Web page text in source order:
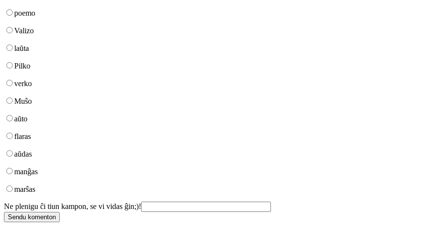
poemo
Valizo
laŭta
Pilko
verko
Muŝo
aŭto
flaras
aŭdas
manĝas
marŝas
Ne plenigu ĉi tiun kampon, se vi vidas ĝin;)!